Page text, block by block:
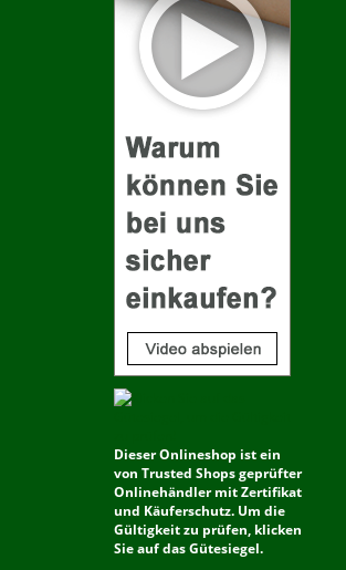
Dieser Onlineshop ist ein
von Trusted Shops geprüfter
Onlinehändler mit Zertifikat
und Käuferschutz. Um die
Gültigkeit zu prüfen, klicken
Sie auf das Gütesiegel.